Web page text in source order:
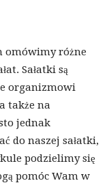
omówimy różne
Sałatki są
organizmowi
także na
jednak
do naszej sałatki,
podzielimy się
pomóc Wam w